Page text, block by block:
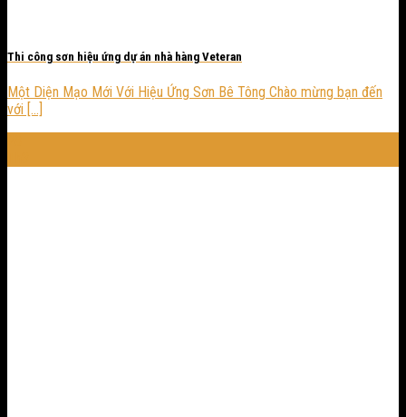
Thi công sơn hiệu ứng dự án nhà hàng Veteran
Một Diện Mạo Mới Với Hiệu Ứng Sơn Bê Tông Chào mừng bạn đến
với [...]